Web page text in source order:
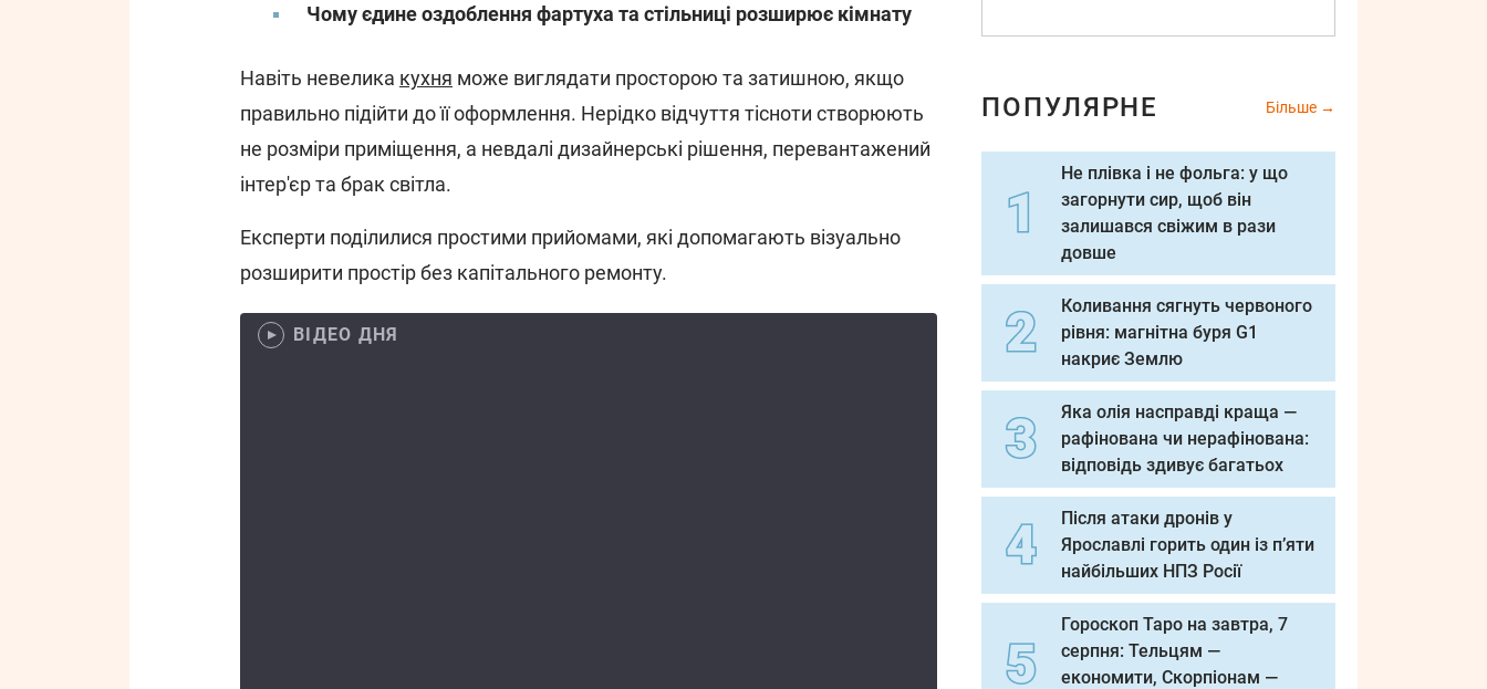
Чому єдине оздоблення фартуха та стільниці розширює кімнату
Навіть невелика кухня може виглядати просторою та затишною, якщо
правильно підійти до її оформлення. Нерідко відчуття тісноти створюють
не розміри приміщення, а невдалі дизайнерські рішення, перевантажений
інтер'єр та брак світла.
Експерти поділилися простими прийомами, які допомагають візуально
розширити простір без капітального ремонту.
ВІДЕО ДНЯ
ПОПУЛЯРНЕ Більше
Не плівка і не фольга: у що
загорнути сир, щоб він
залишався свіжим в рази
довше
Коливання сягнуть червоного
рівня: магнітна буря G1
накриє Землю
Яка олія насправді краща —
рафінована чи нерафінована:
відповідь здивує багатьох
Після атаки дронів у
Ярославлі горить один із п’яти
найбільших НПЗ Росії
Гороскоп Таро на завтра, 7
серпня: Тельцям —
економити, Скорпіонам —